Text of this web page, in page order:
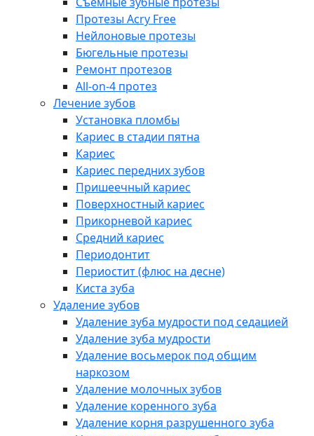
Протезы Acry Free
Нейлоновые протезы
Бюгельные протезы
Ремонт протезов
All-on-4 протез
Лечение зубов
Установка пломбы
Кариес в стадии пятна
Кариес
Кариес передних зубов
Пришеечный кариес
Поверхностный кариес
Прикорневой кариес
Средний кариес
Периодонтит
Периостит (флюс на десне)
Киста зуба
Удаление зубов
Удаление зуба мудрости под седацией
Удаление зуба мудрости
Удаление восьмерок под общим
наркозом
Удаление молочных зубов
Удаление коренного зуба
Удаление корня разрушенного зуба